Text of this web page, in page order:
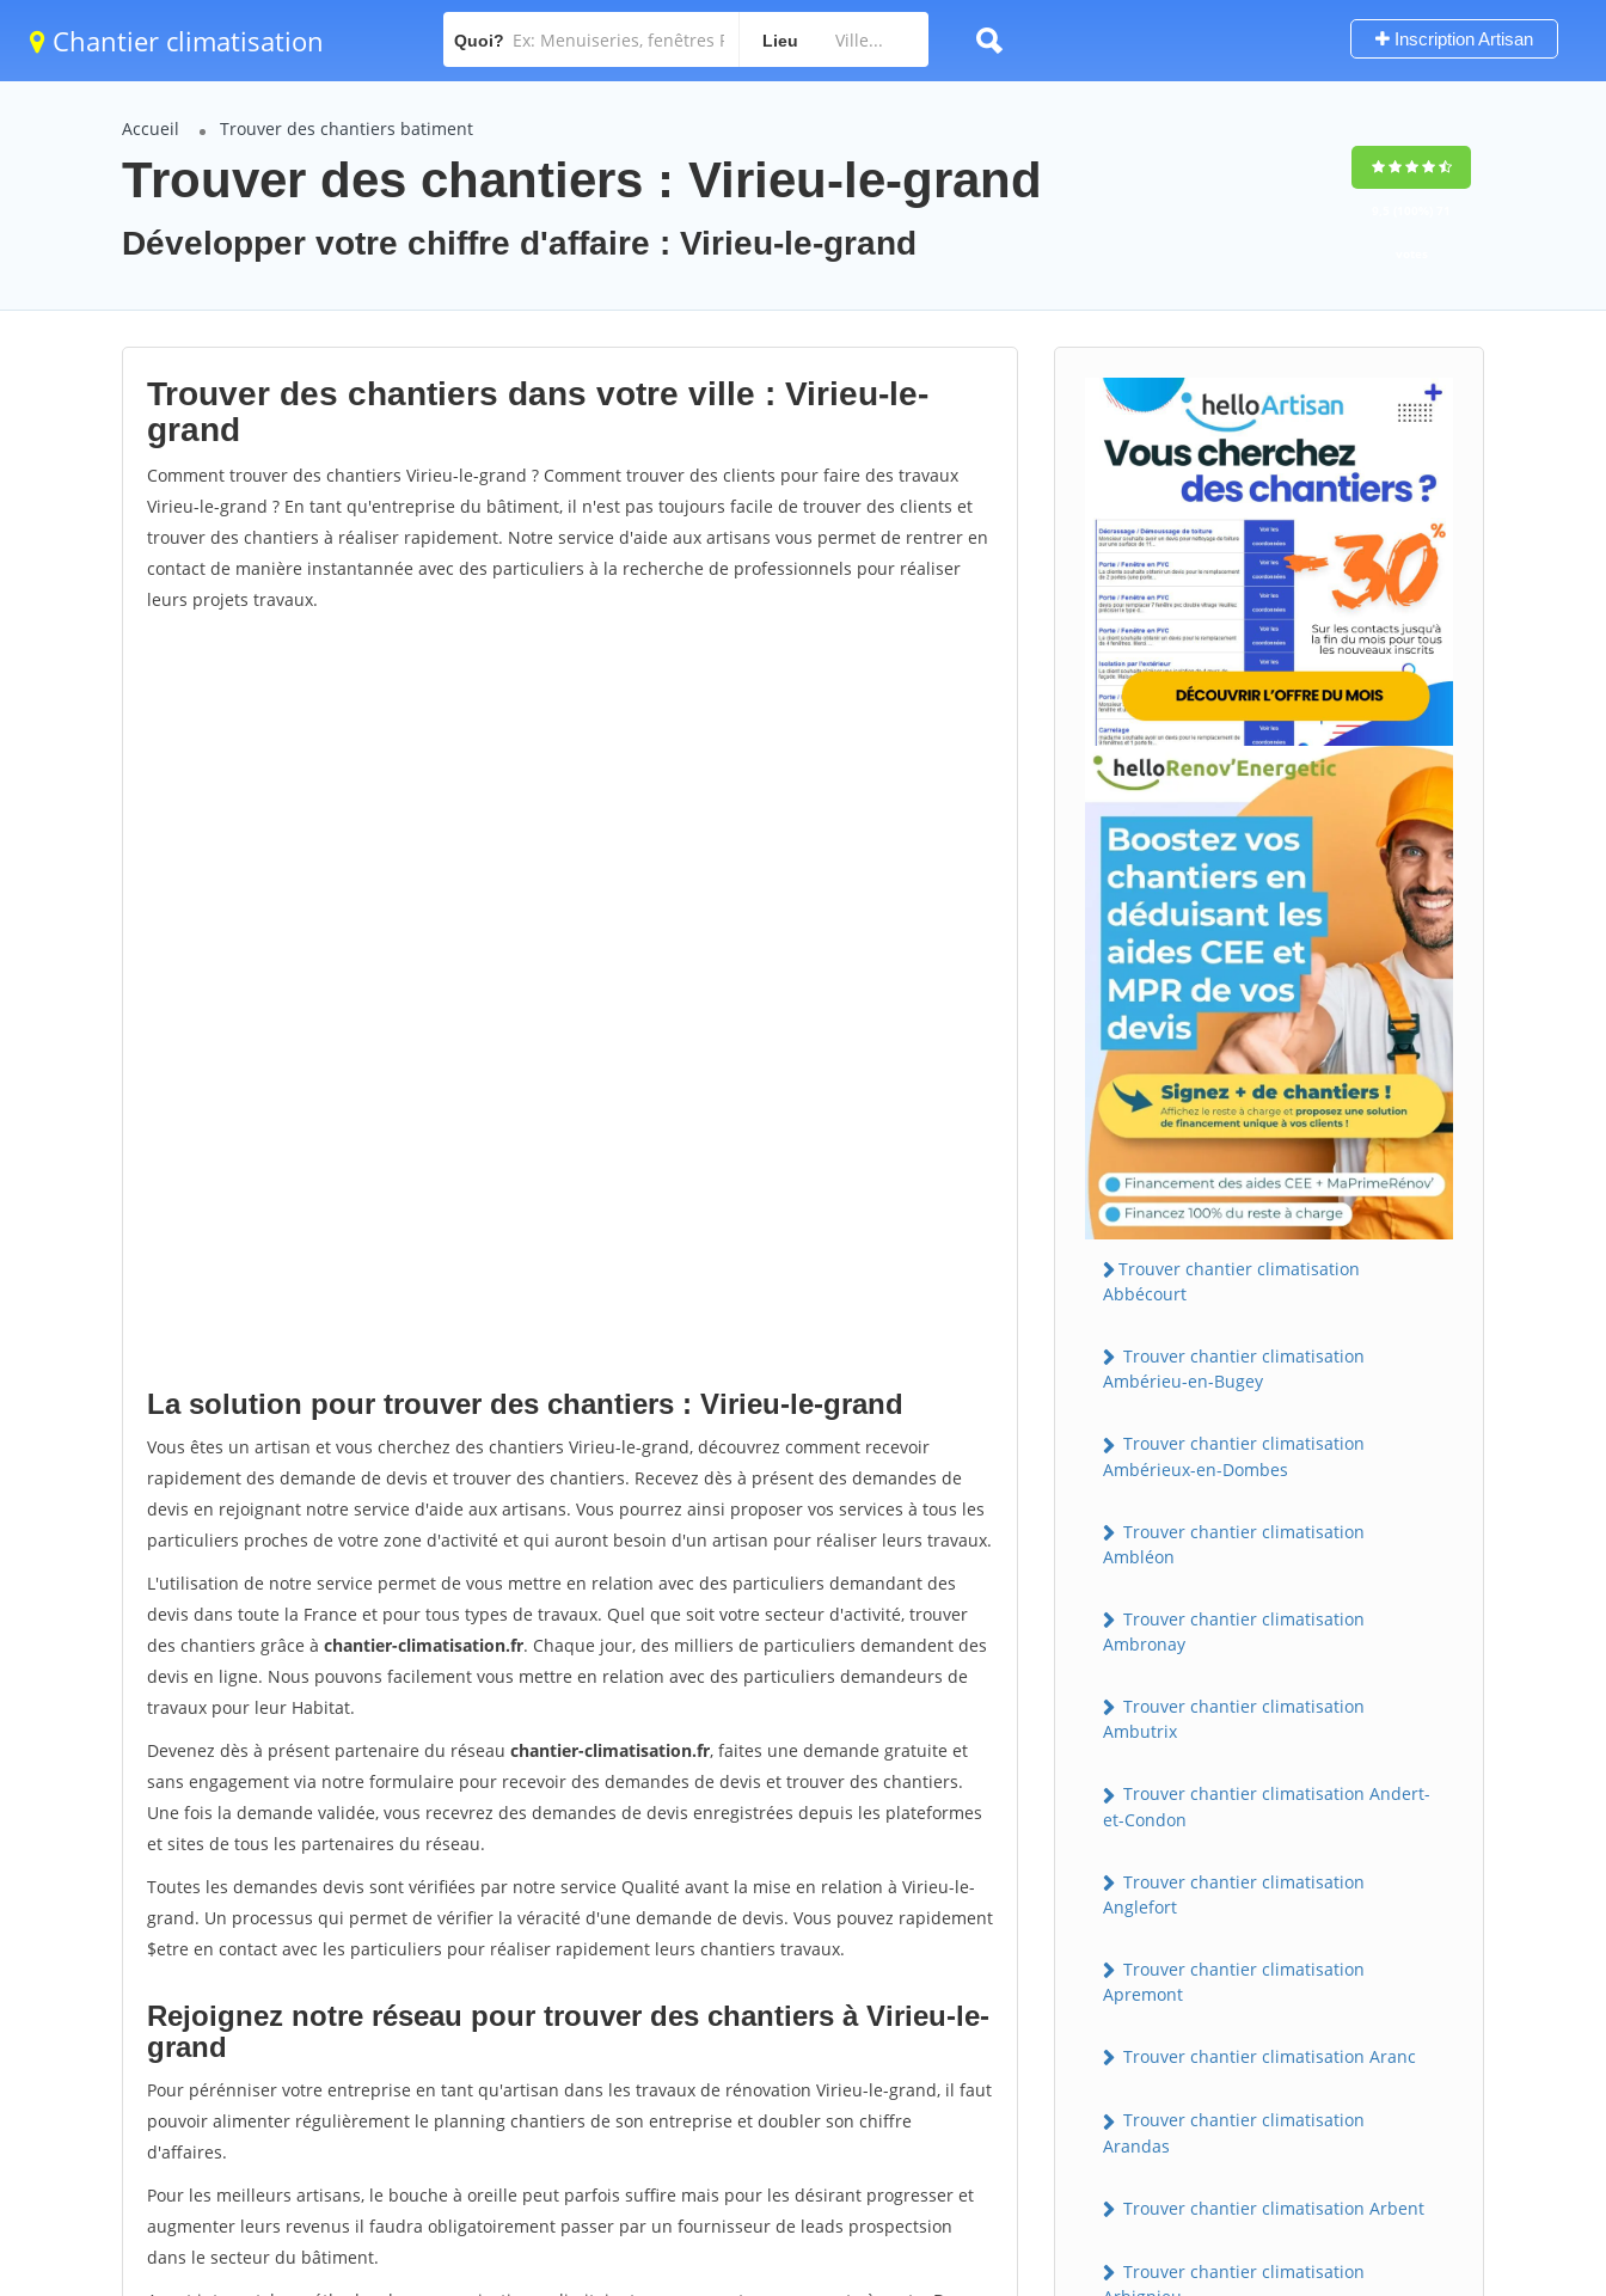
Chantier climatisation Quoi? Lieu Inscription Artisan
Accueil Trouver des chantiers batiment
Trouver des chantiers : Virieu-le-grand
Développer votre chiffre d'affaire : Virieu-le-grand
Trouver des chantiers dans votre ville : Virieu-le-
grand
Comment trouver des chantiers Virieu-le-grand ? Comment trouver des clients pour faire des travaux
Virieu-le-grand ? En tant qu'entreprise du bâtiment, il n'est pas toujours facile de trouver des clients et
trouver des chantiers à réaliser rapidement. Notre service d'aide aux artisans vous permet de rentrer en
contact de manière instantannée avec des particuliers à la recherche de professionnels pour réaliser
leurs projets travaux.
La solution pour trouver des chantiers : Virieu-le-grand
Vous êtes un artisan et vous cherchez des chantiers Virieu-le-grand, découvrez comment recevoir
rapidement des demande de devis et trouver des chantiers. Recevez dès à présent des demandes de
devis en rejoignant notre service d'aide aux artisans. Vous pourrez ainsi proposer vos services à tous les
particuliers proches de votre zone d'activité et qui auront besoin d'un artisan pour réaliser leurs travaux.
L'utilisation de notre service permet de vous mettre en relation avec des particuliers demandant des
devis dans toute la France et pour tous types de travaux. Quel que soit votre secteur d'activité, trouver
des chantiers grâce à chantier-climatisation.fr. Chaque jour, des milliers de particuliers demandent des
devis en ligne. Nous pouvons facilement vous mettre en relation avec des particuliers demandeurs de
travaux pour leur Habitat.
Devenez dès à présent partenaire du réseau chantier-climatisation.fr, faites une demande gratuite et
sans engagement via notre formulaire pour recevoir des demandes de devis et trouver des chantiers.
Une fois la demande validée, vous recevrez des demandes de devis enregistrées depuis les plateformes
et sites de tous les partenaires du réseau.
Toutes les demandes devis sont vérifiées par notre service Qualité avant la mise en relation à Virieu-le-
grand. Un processus qui permet de vérifier la véracité d'une demande de devis. Vous pouvez rapidement
$etre en contact avec les particuliers pour réaliser rapidement leurs chantiers travaux.
Rejoignez notre réseau pour trouver des chantiers à Virieu-le-
grand
Pour pérénniser votre entreprise en tant qu'artisan dans les travaux de rénovation Virieu-le-grand, il faut
pouvoir alimenter régulièrement le planning chantiers de son entreprise et doubler son chiffre
d'affaires.
Pour les meilleurs artisans, le bouche à oreille peut parfois suffire mais pour les désirant progresser et
augmenter leurs revenus il faudra obligatoirement passer par un fournisseur de leads prospectsion
dans le secteur du bâtiment.
Trouver chantier climatisation
Abbécourt
Trouver chantier climatisation
Ambérieu-en-Bugey
Trouver chantier climatisation
Ambérieux-en-Dombes
Trouver chantier climatisation
Ambléon
Trouver chantier climatisation
Ambronay
Trouver chantier climatisation
Ambutrix
Trouver chantier climatisation Andert-
et-Condon
Trouver chantier climatisation
Anglefort
Trouver chantier climatisation
Apremont
Trouver chantier climatisation Aranc
Trouver chantier climatisation
Arandas
Trouver chantier climatisation Arbent
Trouver chantier climatisation